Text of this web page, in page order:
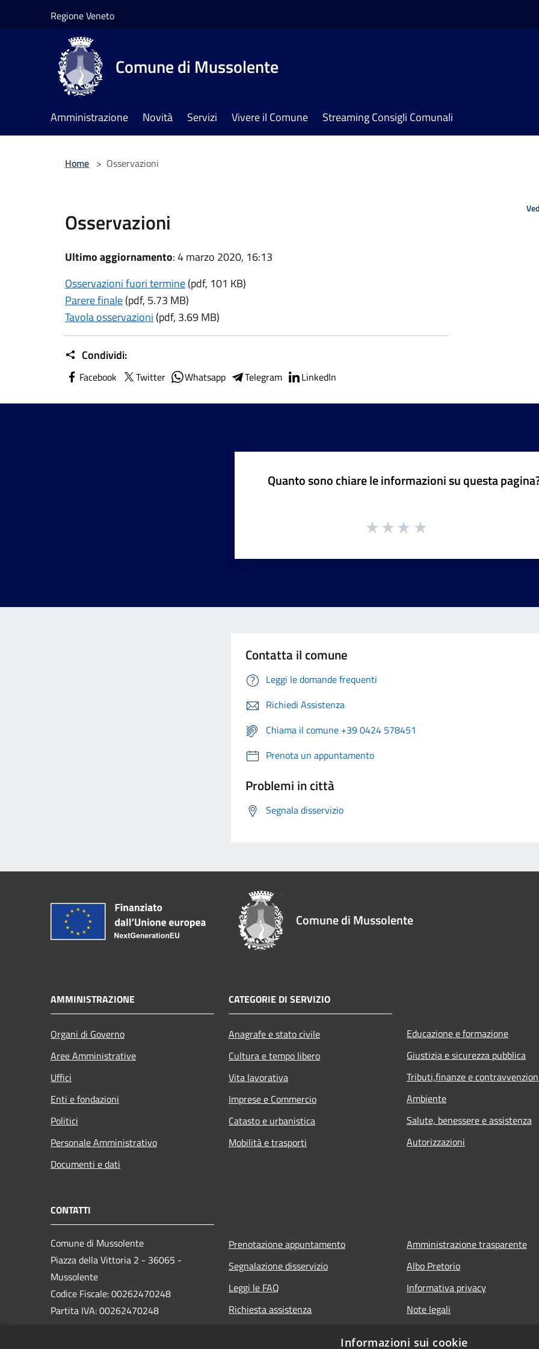
Regione Veneto
Comune di Mussolente
Amministrazione Novità Servizi Vivere il Comune Streaming Consigli Comunali
Home > Osservazioni
Osservazioni
Ultimo aggiornamento: 4 marzo 2020, 16:13
Osservazioni fuori termine(pdf, 101 KB)
Parere finale(pdf, 5.73 MB)
Tavola osservazioni (pdf, 3.69 MB)
Condividi:
Facebook Twitter Whatsapp Telegram LinkedIn
Quanto sono chiare le informazioni su questa
Contatta il comune
Leggi le domande frequenti
Richiedi Assistenza
Chiama il comune +39 0424 578451
Prenota un appuntamento
Problemi in città
Segnala disservizio
Comune di Mussolente
AMMINISTRAZIONE
Organi di Governo
Aree Amministrative
Uffici
Enti e fondazioni
Politici
Personale Amministrativo
Documenti e dati
CATEGORIE DI SERVIZIO
Anagrafe e stato civile
Cultura e tempo libero
Vita lavorativa
Imprese e Commercio
Catasto e urbanistica
Mobilità e trasporti
Educazione e formazione
Giustizia e sicurezza pubblica
Tributi,finanze e
Ambiente
Salute, benessere e assistenza
Autorizzazioni
CONTATTI
Comune di Mussolente
Piazza della Vittoria 2 - 36065 -
Mussolente
Codice Fiscale: 00262470248
Partita IVA: 00262470248
Prenotazione appuntamento
Segnalazione disservizio
Leggi le FAQ
Richiesta assistenza
Amministrazione trasparente
Albo Pretorio
Informativa privacy
Note legali
Informazioni sui cookie